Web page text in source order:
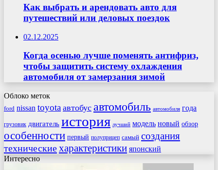
Как выбрать и арендовать авто для
путешествий или деловых поездок
02.12.2025
Когда осенью лучше поменять антифриз,
чтобы защитить систему охлаждения
автомобиля от замерзания зимой
Облоко меток
ford nissan toyota автобус автомобиль автомобиля года
грузовик двигатель история лучший модель новый обзор
особенности первый полуприцеп самый создания
техническиехарактеристики японский
Интересно